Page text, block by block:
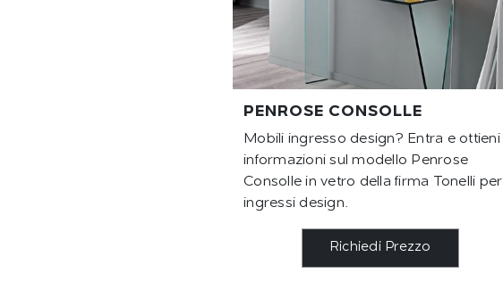
PENROSE CONSOLLE
Mobili ingresso design? Entra e ottieni
informazioni sul modello Penrose
Consolle in vetro della firma Tonelli per
ingressi design.
Richiedi Prezzo